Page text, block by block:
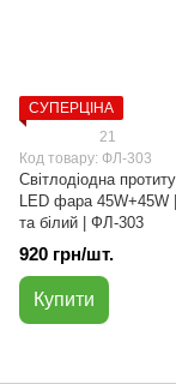
СУПЕРЦІНА
21
Код товару: ФЛ-303
Світлодіодна
LED фара 45W+45W
та білий | ФЛ-303
920 грн/шт.
Купити